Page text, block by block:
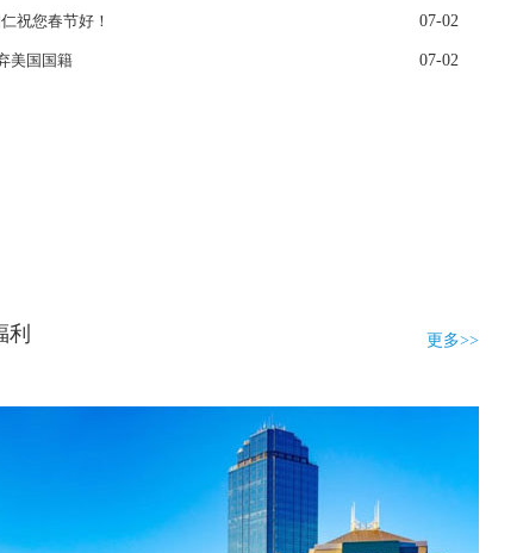
祝您春节好！ 07-02
美国国籍 07-02
身份；如果在获得绿卡后申请入籍，才会失去中国护照。
利 更多>>